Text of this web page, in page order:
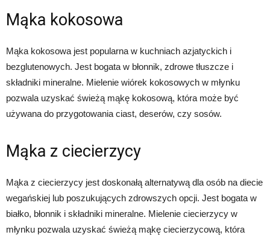
Mąka kokosowa
Mąka kokosowa jest popularna w kuchniach azjatyckich i
bezglutenowych. Jest bogata w błonnik, zdrowe tłuszcze i
składniki mineralne. Mielenie wiórek kokosowych w młynku
pozwala uzyskać świeżą mąkę kokosową, która może być
używana do przygotowania ciast, deserów, czy sosów.
Mąka z ciecierzycy
Mąka z ciecierzycy jest doskonałą alternatywą dla osób na diecie
wegańskiej lub poszukujących zdrowszych opcji. Jest bogata w
białko, błonnik i składniki mineralne. Mielenie ciecierzycy w
młynku pozwala uzyskać świeżą mąkę ciecierzycową, która